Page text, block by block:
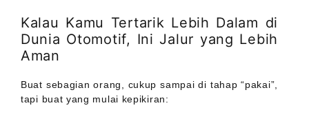
Kalau Kamu Tertarik Lebih Dalam di
Dunia Otomotif, Ini Jalur yang Lebih
Aman
Buat sebagian orang, cukup sampai di tahap “pakai”,
tapi buat yang mulai kepikiran: